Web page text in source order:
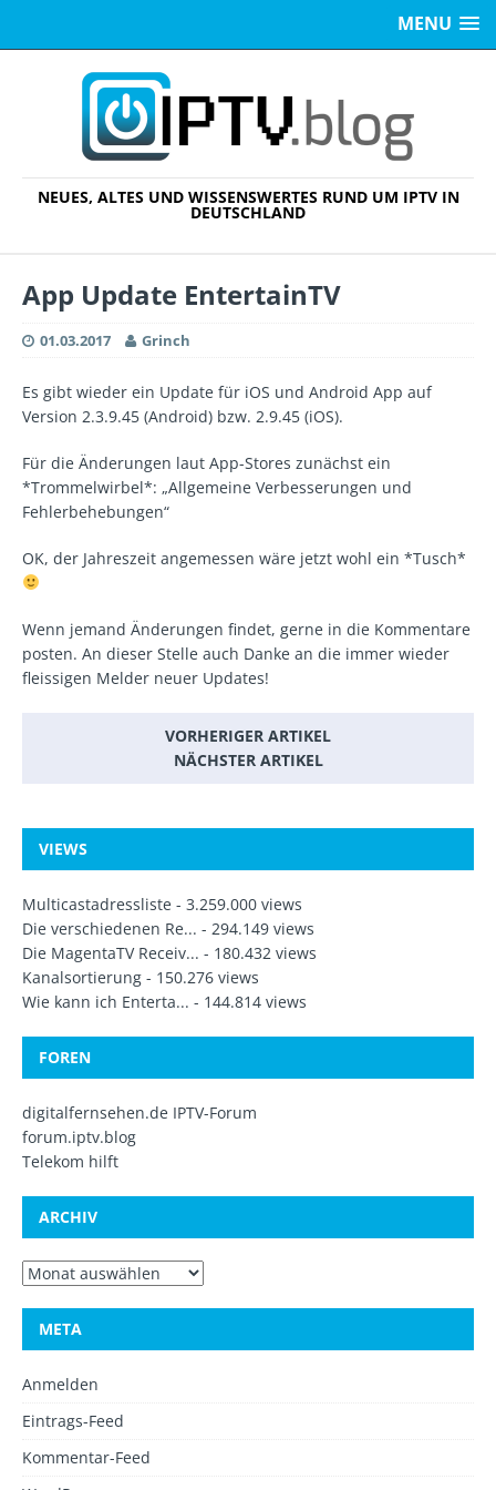
MENU
NEUES, ALTES UND WISSENSWERTES RUND UM IPTV IN
DEUTSCHLAND
App Update EntertainTV
01.03.2017 Grinch
Es gibt wieder ein Update für iOS und Android App auf
Version 2.3.9.45 (Android) bzw. 2.9.45 (iOS).
Für die Änderungen laut App-Stores zunächst ein
*Trommelwirbel*: „Allgemeine Verbesserungen und
Fehlerbehebungen“
OK, der Jahreszeit angemessen wäre jetzt wohl ein *Tusch*
Wenn jemand Änderungen findet, gerne in die Kommentare
posten. An dieser Stelle auch Danke an die immer wieder
fleissigen Melder neuer Updates!
VORHERIGER ARTIKEL
NÄCHSTER ARTIKEL
VIEWS
Multicastadressliste - 3.259.000 views
Die verschiedenen Re... - 294.149 views
Die MagentaTV Receiv... - 180.432 views
Kanalsortierung - 150.276 views
Wie kann ich Enterta... - 144.814 views
FOREN
digitalfernsehen.de IPTV-Forum
forum.iptv.blog
Telekom hilft
ARCHIV
META
Anmelden
Eintrags-Feed
Kommentar-Feed